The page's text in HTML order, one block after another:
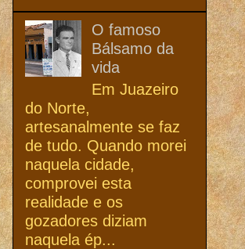
O famoso
Bálsamo da
vida
Em Juazeiro
do Norte,
artesanalmente se faz
de tudo. Quando morei
naquela cidade,
comprovei esta
realidade e os
gozadores diziam
naquela ép...